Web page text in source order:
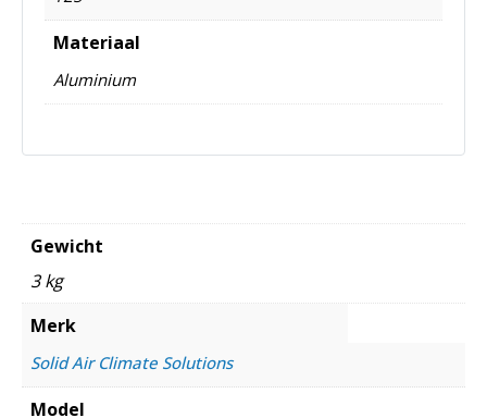
Materiaal
Aluminium
Gewicht
3 kg
Merk
Solid Air Climate Solutions
Model